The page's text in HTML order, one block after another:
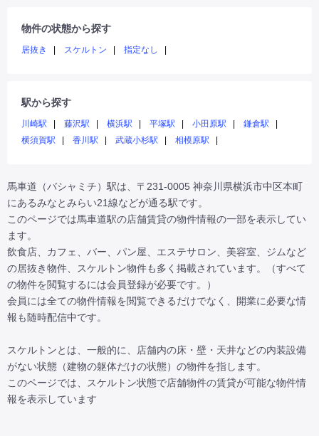
物件の状態から探す
居抜き スケルトン 指定なし
駅から探す
川崎駅 藤沢駅 横浜駅 平塚駅 小田原駅
鎌倉駅
横須賀駅
香川駅 武蔵小杉駅 相模原駅
馬車道（バシャミチ）駅は、〒231-0005 神奈川県横浜市中区本町
にあるみなとみらい21線などが通る駅です。
このページでは馬車道駅の店舗賃貸の物件情報の一部を表示してい
ます。
飲食店、カフェ、バー、パン屋、エステサロン、美容室、ジムなど
の居抜き物件、スケルトン物件も多く掲載されています。（すべて
の物件を閲覧するには会員登録が必要です。）
会員には全ての物件情報を閲覧できるだけでなく、開業に必要な情
報も随時配信中です。
スケルトンとは、一般的に、店舗内の床・壁・天井などの内装設備
がない状態（建物の躯体だけの状態）の物件を指します。
このページでは、スケルトン状態で店舗物件の賃貸が可能な物件情
報を表示しています